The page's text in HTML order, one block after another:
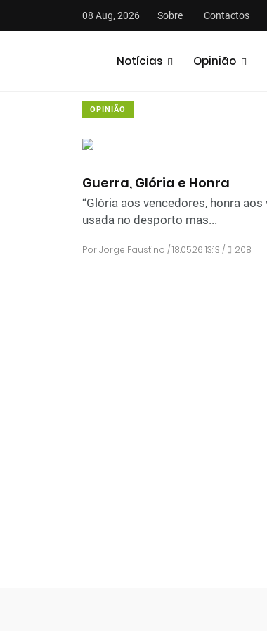
08 Aug, 2026 Sobre Contactos
Notícias Opinião
OPINIÃO
Guerra, Glória e Honra
“Glória aos vencedores, honra
usada no desporto mas...
PorJorge Faustino / 18.05.26 13:13 / 208